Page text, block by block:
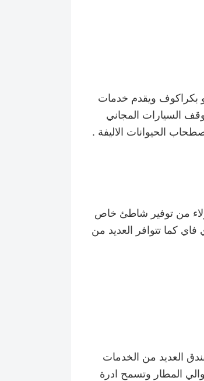
بكراكوف ويقدم خدمات
السيارات المجاني
الحيوانات الاليفة .
من توفير شاطئ خاص
كما تتوافر العديد من
العديد من الخدمات
المطار وتسمح ادرة